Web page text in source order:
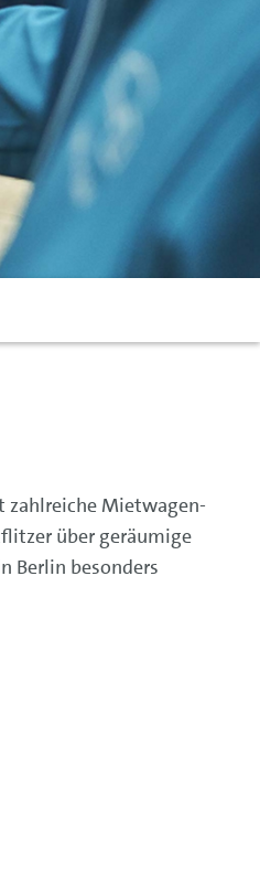
zahlreiche Mietwagen-
über geräumige
Berlin besonders